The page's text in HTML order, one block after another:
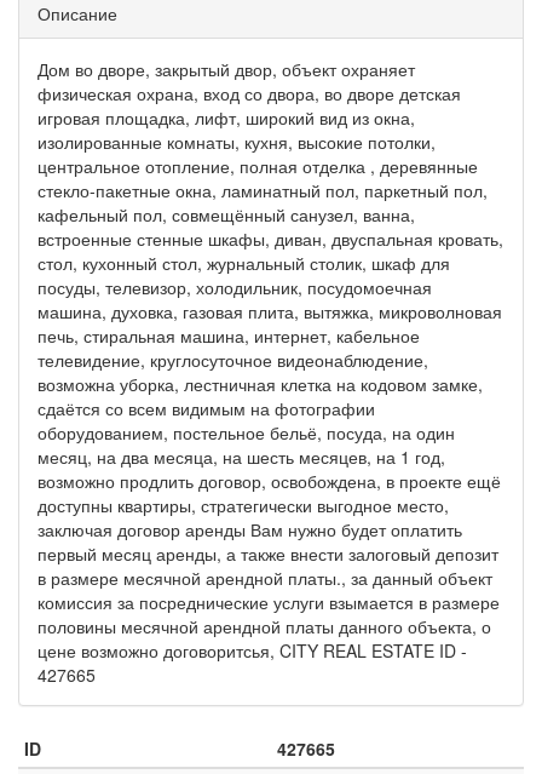
Описание
Дом во дворе, закрытый двор, объект охраняет
физическая охрана, вход со двора, во дворе детская
игровая площадка, лифт, широкий вид из окна,
изолированные комнаты, кухня, высокие потолки,
центральное отопление, полная отделка , деревянные
стекло-пакетные окна, ламинатный пол, паркетный пол,
кафельный пол, совмещённый санузел, ванна,
встроенные стенные шкафы, диван, двуспальная кровать,
стол, кухонный стол, журнальный столик, шкаф для
посуды, телевизор, холодильник, посудомоечная
машина, духовка, газовая плита, вытяжка, микроволновая
печь, стиральная машина, интернет, кабельное
телевидение, круглосуточное видеонаблюдение,
возможна уборка, лестничная клетка на кодовом замке,
сдаётся со всем видимым на фотографии
оборудованием, постельное бельё, посуда, на один
месяц, на два месяца, на шесть месяцев, на 1 год,
возможно продлить договор, освобождена, в проекте ещё
доступны квартиры, стратегически выгодное место,
заключая договор аренды Вам нужно будет оплатить
первый месяц аренды, а также внести залоговый депозит
в размере месячной арендной платы., за данный объект
комиссия за посреднические услуги взымается в размере
половины месячной арендной платы данного объекта, о
цене возможно договоритсья, CITY REAL ESTATE ID -
427665
ID
427665